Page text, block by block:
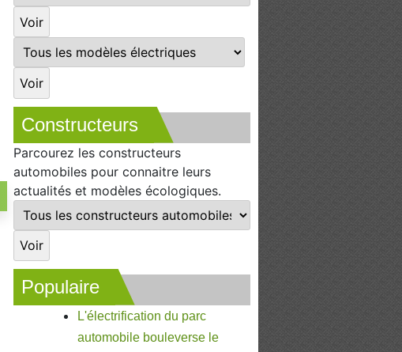
Constructeurs
Parcourez les constructeurs
automobiles pour connaitre leurs
actualités et modèles écologiques.
Populaire
L'électrification du parc
automobile bouleverse le